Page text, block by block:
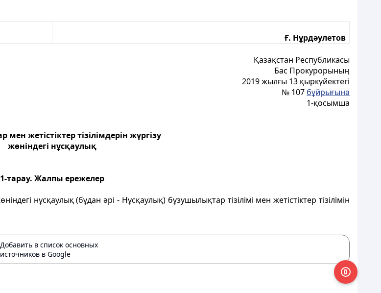
Ғ. Нұрдәулетов
Қазақстан Республикасы
Бас Прокурорының
2019 жылғы 13 қыркүйектегі
№ 107 бұйрығына
1-қосымша
жетістіктер тізілімдерін жүргізу
жөніндегі нұсқаулық
1-тарау. Жалпы ережелер
нұсқаулық (бұдан әрі - Нұсқаулық) бұзушылықтар тізілімі мен жетістіктер тізілімін
Добавить в список основных
источников в Google